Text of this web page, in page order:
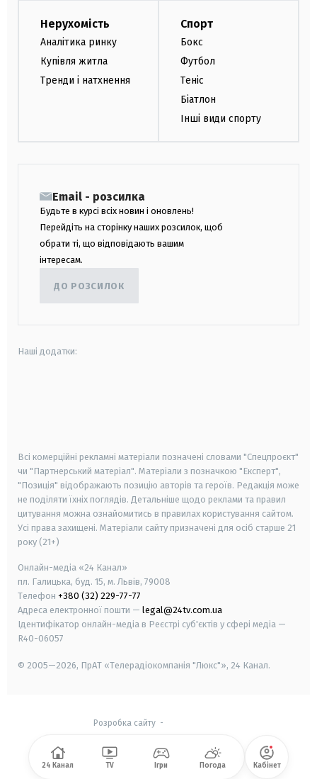
Нерухомість
Аналітика ринку
Купівля житла
Тренди і натхнення
Спорт
Бокс
Футбол
Теніс
Біатлон
Інші види спорту
Email - розсилка
Будьте в курсі всіх новин і оновлень!
Перейдіть на сторінку наших розсилок, щоб
обрати ті, що відповідають вашим
інтересам.
ДО РОЗСИЛОК
Наші додатки:
Всі комерційні рекламні матеріали позначені словами "Спецпроєкт"
чи "Партнерський матеріал". Матеріали з позначкою "Експерт",
"Позиція" відображають позицію авторів та героїв. Редакція може
не поділяти їхніх поглядів. Детальніше щодо реклами та правил
цитування можна ознайомитись в правилах користування сайтом.
Усі права захищені. Матеріали сайту призначені для осіб старше 21
року (21+)
Онлайн-медіа «24 Канал»
пл. Галицька, буд. 15, м. Львів, 79008
Телефон +380 (32) 229-77-77
Адреса електронної пошти — legal@24tv.com.ua
Ідентифікатор онлайн-медіа в Реєстрі суб'єктів у сфері медіа —
R40-06057
© 2005—2026, ПрАТ «Телерадіокомпанія "Люкс"», 24 Канал.
Розробка сайту-
24 Канал TV Ігри Погода Кабінет